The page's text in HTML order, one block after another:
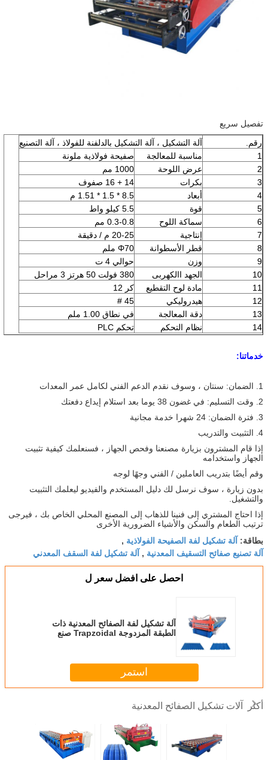
تفصيل سريع
رقم.
آلة التشكيل ، آلة التشكيل بالدلفنة للفولاذ ، آلة التصنيع
1
مناسبة للمعالجة
صفيحة فولاذية ملونة
2
عرض اللوحة
1000 مم
3
بكرات
14 + 16 صفوف
4
أبعاد
8.5 * 1.5 * 1.51 م
5
قوة
5.5 كيلو واط
6
سماكة اللوح
0.3-0.8 مم
7
إنتاجية
20-25 م / دقيقة
8
قطر الأسطوانة
Φ70 ملم
9
وزن
حوالي 4 ت
10
الجهد االكهربى
380 فولت 50 هرتز 3 مراحل
11
مادة لوح التقطيع
كر 12
12
هيدروليكي
45 #
13
دقة المعالجة
في نطاق 1.00 ملم
14
نظام التحكم تحكم PLC
خدماتنا:
1. الضمان: سنتان ، وسوف نقدم الدعم الفني لكامل عمر المعدات
2. وقت التسليم: في غضون 38 يوما بعد استلام إيداع دفعتك
3. فترة الضمان: 24 شهرا خدمة مجانية
4. التثبيت والتدريب
إذا قام المشترون بزيارة مصنعنا وفحص الجهاز ، فسنعلمك كيفية تثبيت
الجهاز واستخدامه
وقم أيضًا بتدريب العاملين / الفني وجهًا لوجه
بدون زيارة ، سوف نرسل لك دليل المستخدم والفيديو ليعلمك التثبيت
والتشغيل.
إذا احتاج المشتري إلى فنينا للذهاب إلى المصنع المحلي الخاص بك ، فيرجى
ترتيب الطعام والسكن والأشياء الضرورية الأخرى
بطاقة: آلة تشكيل لفة الصفيحة الفولاذية ,
آلة تصنيع صفائح التسقيف المعدنية , آلة تشكيل لفة السقف المعدني
احصل على افضل سعر ل
آلة تشكيل لفة الصفائح المعدنية ذات
الطبقة المزدوجة Trapzoidal صنع
استمر
أكثر آلات تشكيل الصفائح المعدنية